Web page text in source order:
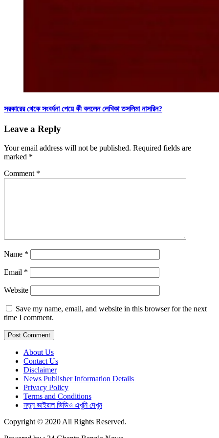
সরকারের থেকে সংবর্ধনা পেয়ে কী বললেন লেখিকা তসলিমা নাসরিন?
Leave a Reply
Your email address will not be published. Required fields are
marked *
Comment *
Name *
Email *
Website
Save my name, email, and website in this browser for the next
time I comment.
About Us
Contact Us
Disclaimer
News Publisher Information Details
Privacy Policy
Terms and Conditions
নতুন ভাইরাল ভিডিও এখুনি দেখুন
Copyright © 2020 All Rights Reserved.